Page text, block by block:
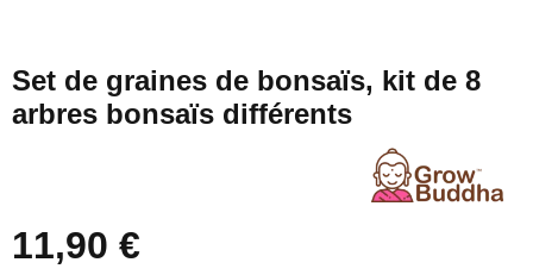
Set de graines de bonsaïs, kit de 8
arbres bonsaïs différents
Prix régulier :
11,90 €